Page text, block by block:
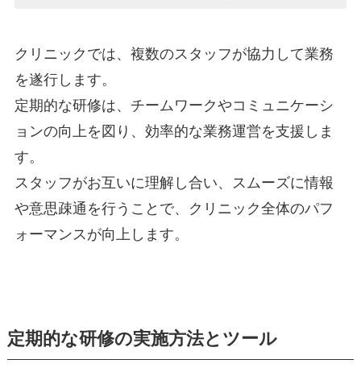
クリニックでは、複数のスタッフが協力して業務
を遂行します。
定期的な研修は、チームワークやコミュニケーシ
ョンの向上を図り、効率的な業務運営を支援しま
す。
スタッフがお互いに理解し合い、スムーズに情報
や意思疎通を行うことで、クリニック全体のパフ
ォーマンスが向上します。
定期的な研修の実施方法とツール